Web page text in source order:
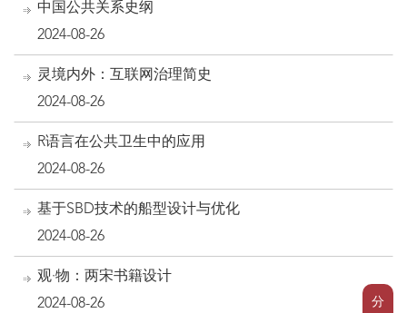
分
中国公共关系史纲
2024-08-26
灵境内外：互联网治理简史
2024-08-26
R语言在公共卫生中的应用
2024-08-26
基于SBD技术的船型设计与优化
2024-08-26
观·物：两宋书籍设计
2024-08-26